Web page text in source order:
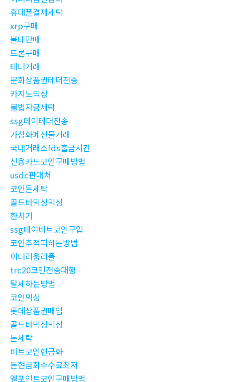
휴대폰결제세탁
xrp구매
블테판매
트론구매
테더거래
문화상품권테더전송
카지노믹싱
불법자금세탁
ssg페이테더전송
가상화폐선물거래
국내거래소fds출금시간
신용카드코인구매방법
usdc판매처
코인돈세탁
골드바믹싱믹싱
환치기
ssg페이비트코인구입
코인추적피하는방법
이더리움리플
trc20코인전송대행
탈세하는방법
코인믹싱
롯데상품권매입
골드바믹싱믹싱
돈세탁
비트코인현금화
돈현금화수수료최저
엘포인트코인구매방법